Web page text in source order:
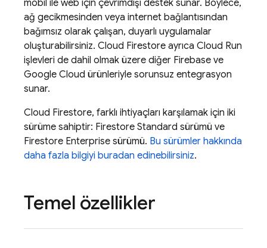
mobil ile web için çevrimdışı destek sunar. Böylece,
ağ gecikmesinden veya internet bağlantısından
bağımsız olarak çalışan, duyarlı uygulamalar
oluşturabilirsiniz. Cloud Firestore ayrıca Cloud Run
işlevleri de dahil olmak üzere diğer Firebase ve
Google Cloud ürünleriyle sorunsuz entegrasyon
sunar.
Cloud Firestore, farklı ihtiyaçları karşılamak için iki
sürüme sahiptir: Firestore Standard sürümü ve
Firestore Enterprise sürümü. Bu sürümler hakkında
daha fazla bilgiyi buradan edinebilirsiniz.
Temel özellikler